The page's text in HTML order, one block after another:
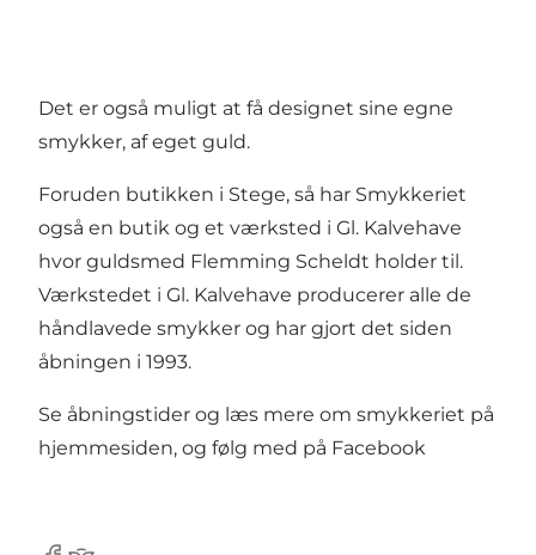
Det er også muligt at få designet sine egne
smykker, af eget guld.
Foruden butikken i Stege, så har Smykkeriet
også en butik og et værksted i Gl. Kalvehave
hvor guldsmed Flemming Scheldt holder til.
Værkstedet i Gl. Kalvehave producerer alle de
håndlavede smykker og har gjort det siden
åbningen i 1993.
Se åbningstider og læs mere om smykkeriet på
hjemmesiden, og følg med på Facebook